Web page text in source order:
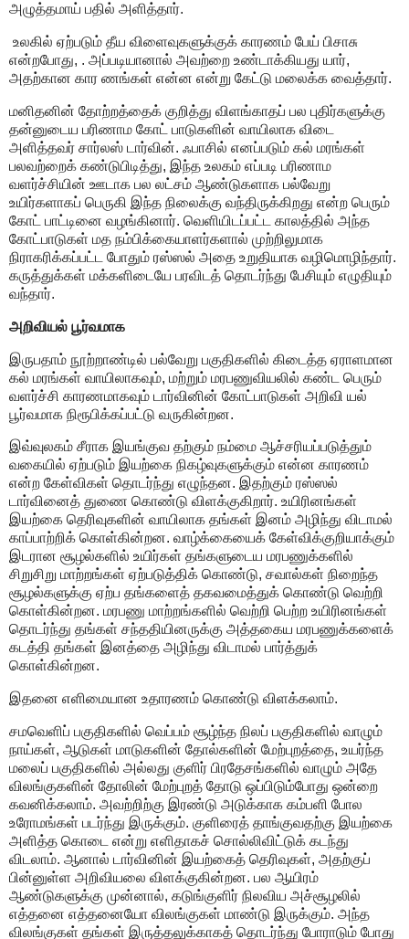
அழுத்தமாய் பதில் அளித்தார்.
உலகில் ஏற்படும் தீய விளைவுகளுக்குக் காரணம் பேய் பிசாசு
என்றபோது, . அப்படியானால் அவற்றை உண்டாக்கியது யார்,
அதற்கான கார ணங்கள் என்ன என்று கேட்டு மலைக்க வைத்தார்.
மனிதனின் தோற்றத்தைக் குறித்து விளங்காதப் பல புதிர்களுக்கு
தன்னுடைய பரிணாம கோட் பாடுகளின் வாயிலாக விடை
அளித்தவர் சார்லஸ் டார்வின். ஃபாசில் எனப்படும் கல் மரங்கள்
பலவற்றைக் கண்டுபிடித்து, இந்த உலகம் எப்படி பரிணாம
வளர்ச்சியின் ஊடாக பல லட்சம் ஆண்டுகளாக பல்வேறு
உயிர்களாகப் பெருகி இந்த நிலைக்கு வந்திருக்கிறது என்ற பெரும்
கோட் பாட்டினை வழங்கினார். வெளியிடப்பட்ட காலத்தில் அந்த
கோட்பாடுகள் மத நம்பிக்கையாளர்களால் முற்றிலுமாக
நிராகரிக்கப்பட்ட போதும் ரஸ்ஸல் அதை உறுதியாக வழிமொழிந்தார்.
கருத்துக்கள் மக்களிடையே பரவிடத் தொடர்ந்து பேசியும் எழுதியும்
வந்தார்.
அறிவியல் பூர்வமாக
இருபதாம் நூற்றாண்டில் பல்வேறு பகுதிகளில் கிடைத்த ஏராளமான
கல் மரங்கள் வாயிலாகவும், மற்றும் மரபணுவியலில் கண்ட பெரும்
வளர்ச்சி காரணமாகவும் டார்வினின் கோட்பாடுகள் அறிவி யல்
பூர்வமாக நிரூபிக்கப்பட்டு வருகின்றன.
இவ்வுலகம் சீராக இயங்குவ தற்கும் நம்மை ஆச்சரியப்படுத்தும்
வகையில் ஏற்படும் இயற்கை நிகழ்வுகளுக்கும் என்ன காரணம்
என்ற கேள்விகள் தொடர்ந்து எழுந்தன. இதற்கும் ரஸ்ஸல்
டார்வினைத் துணை கொண்டு விளக்குகிறார். உயிரினங்கள்
இயற்கை தெரிவுகளின் வாயிலாக தங்கள் இனம் அழிந்து விடாமல்
காப்பாற்றிக் கொள்கின்றன. வாழ்க்கையைக் கேள்விக்குறியாக்கும்
இடரான சூழல்களில் உயிர்கள் தங்களுடைய மரபணுக்களில்
சிறுசிறு மாற்றங்கள் ஏற்படுத்திக் கொண்டு, சவால்கள் நிறைந்த
சூழல்களுக்கு ஏற்ப தங்களைத் தகவமைத்துக் கொண்டு வெற்றி
கொள்கின்றன. மரபணு மாற்றங்களில் வெற்றி பெற்ற உயிரினங்கள்
தொடர்ந்து தங்கள் சந்ததியினருக்கு அத்தகைய மரபணுக்களைக்
கடத்தி தங்கள் இனத்தை அழிந்து விடாமல் பார்த்துக்
கொள்கின்றன.
இதனை எளிமையான உதாரணம் கொண்டு விளக்கலாம்.
சமவெளிப் பகுதிகளில் வெப்பம் சூழ்ந்த நிலப் பகுதிகளில் வாழும்
நாய்கள், ஆடுகள் மாடுகளின் தோல்களின் மேற்புறத்தை, உயர்ந்த
மலைப் பகுதிகளில் அல்லது குளிர் பிரதேசங்களில் வாழும் அதே
விலங்குகளின் தோலின் மேற்புறத் தோடு ஒப்பிடும்போது ஒன்றை
கவனிக்கலாம். அவற்றிற்கு இரண்டு அடுக்காக கம்பளி போல
உரோமங்கள் படர்ந்து இருக்கும். குளிரைத் தாங்குவதற்கு இயற்கை
அளித்த கொடை என்று எளிதாகச் சொல்லிவிட்டுக் கடந்து
விடலாம். ஆனால் டார்வினின் இயற்கைத் தெரிவுகள், அதற்குப்
பின்னுள்ள அறிவியலை விளக்குகின்றன. பல ஆயிரம்
ஆண்டுகளுக்கு முன்னால், கடுங்குளிர் நிலவிய அச்சூழலில்
எத்தனை எத்தனையோ விலங்குகள் மாண்டு இருக்கும். அந்த
விலங்குகள் தங்கள் இருத்தலுக்காகத் தொடர்ந்து போராடும் போது